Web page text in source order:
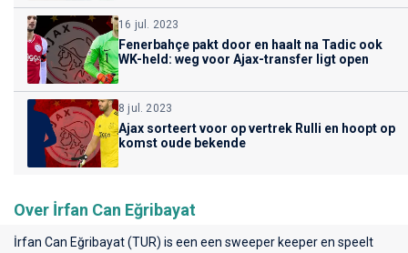
16 jul. 2023
Fenerbahçe pakt door en haalt na Tadic ook
WK-held: weg voor Ajax-transfer ligt open
8 jul. 2023
Ajax sorteert voor op vertrek Rulli en hoopt op
komst oude bekende
Over İrfan Can Eğribayat
İrfan Can Eğribayat (TUR) is een een sweeper keeper en speelt